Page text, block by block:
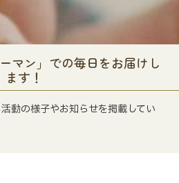
マン」での毎日をお届けし
ます！
動の様子やお知らせを掲載してい